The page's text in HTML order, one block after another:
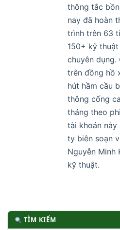
thông tắc
nay đã hoàn
trình trên 63
150+ kỹ
chuyên
trên đồng hồ
hút hầm cầu
thông cống
tháng theo
tài khoản này
ty biên soạn
Nguyễn Minh
kỹ thuật.
TÌM KIẾM